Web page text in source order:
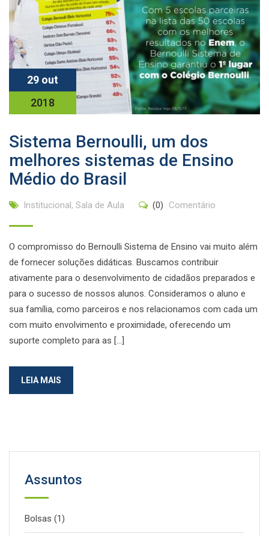
29 out
2018
Sistema Bernoulli, um dos
melhores sistemas de Ensino
Médio do Brasil
Institucional , Sala de Aula (0) Comentário
O compromisso do Bernoulli Sistema de Ensino vai muito além
de fornecer soluções didáticas. Buscamos contribuir
ativamente para o desenvolvimento de cidadãos preparados e
para o sucesso de nossos alunos. Consideramos o aluno e
sua família, como parceiros e nos relacionamos com cada um
com muito envolvimento e proximidade, oferecendo um
suporte completo para as […]
LEIA MAIS
Assuntos
Bolsas (1)